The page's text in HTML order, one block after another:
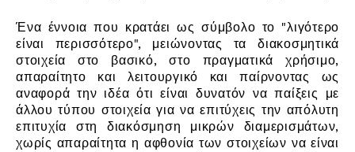
Ένα έννοια που κρατάει ως σύμβολο το "λιγότερο
είναι περισσότερο", μειώνοντας τα διακοσμητικά
στοιχεία στο βασικό, στο πραγματικά χρήσιμο,
απαραίτητο και λειτουργικό και παίρνοντας ως
αναφορά την ιδέα ότι είναι δυνατόν να παίξεις με
άλλου τύπου στοιχεία για να επιτύχεις την απόλυτη
επιτυχία στη διακόσμηση μικρών διαμερισμάτων,
χωρίς απαραίτητα η αφθονία των στοιχείων να είναι